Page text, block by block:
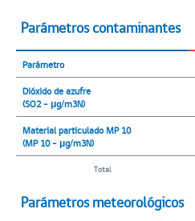
Parámetros contaminantes
Parámetro
Dióxido de azufre
(SO2 - μg/m3N)
Material particulado MP 10
(MP 10 - μg/m3N)
Total
Parámetros meteorológicos